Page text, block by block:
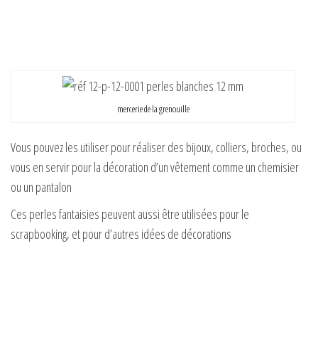
mercerie de la grenouille
Vous pouvez les utiliser pour réaliser des bijoux, colliers, broches, ou
vous en servir pour la décoration d’un vêtement comme un chemisier
ou un pantalon
Ces perles fantaisies peuvent aussi être utilisées pour le
scrapbooking, et pour d’autres idées de décorations